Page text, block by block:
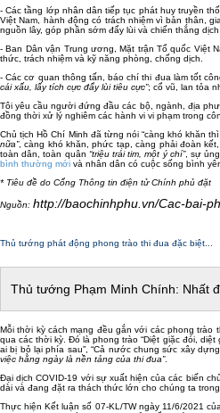
- Các tầng lớp nhân dân tiếp tục phát huy truyền
Việt Nam, hành động có trách nhiệm vì bản thân,
nguồn lây, góp phần sớm đẩy lùi và chiến thắng dịch
- Ban Dân vận Trung ương, Mặt trận Tổ quốc Việt
thức, trách nhiệm và kỹ năng phòng, chống dịch.
- Các cơ quan thông tấn, báo chí thi đua làm tốt
cái xấu, lấy tích cực đẩy lùi tiêu cực”; cổ vũ, lan tỏa
Tôi yêu cầu người đứng đầu các bộ, ngành, địa
đồng thời xử lý nghiêm các hành vi vi phạm trong
Chủ tịch Hồ Chí Minh đã từng nói “càng khó khăn
nữa”, càng khó khăn, phức tạp, càng phải đoàn
toàn dân, toàn quân “triệu trái tim, một ý chí”, sự
bình thường mới và nhân dân có cuộc sống bình
* Tiêu đề do Cổng Thông tin điện tử Chính phủ đặt
Nguồn: http://baochinhphu.vn/Cac-bai-
Thủ tướng phát động phong trào thi đua đặc biệt...
Thủ tướng Phạm Minh Chính: Nhất
Mỗi thời kỳ cách mạng đều gắn với các phong
qua các thời kỳ. Đó là phong trào “Diệt giặc đói, diệt
ai bị bỏ lại phía sau”, “Cả nước chung sức xây
việc hằng ngày là nền tảng của thi đua”.
Đại dịch COVID-19 với sự xuất hiện của các biến
dài và đang đặt ra thách thức lớn cho chúng ta
Thực hiện Kết luận số 07-KL/TW ngày 11/6/2021